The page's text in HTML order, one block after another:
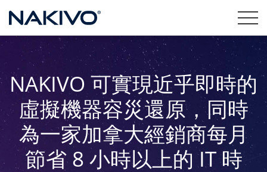
NAKIVO 可實現近乎即時的
虛擬機器容災還原，同時
為一家加拿大經銷商每月
節省 8 小時以上的 IT 時